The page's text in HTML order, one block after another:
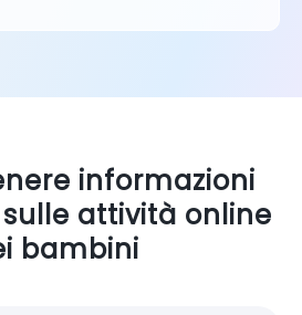
informazioni
attività online
bambini